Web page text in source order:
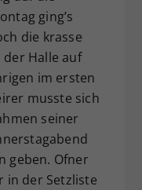
ging’s
die krasse
Halle auf
im ersten
musste sich
seiner
geben. Ofner
in der Setzliste
Ihre Consent-
anderem eine
für die
Ihrer
falls der
dies eingestellt